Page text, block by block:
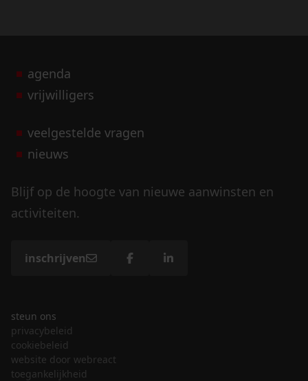
agenda
vrijwilligers
veelgestelde vragen
nieuws
Blijf op de hoogte van nieuwe aanwinsten en
activiteiten.
inschrijven
steun ons
privacybeleid
cookiebeleid
website door webreact
toegankelijkheid